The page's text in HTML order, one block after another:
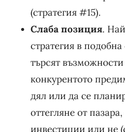
(стратегия #15).
Слаба позиция.
стратегия в
търсят
конкурентото
дял или да се
оттегляне от
инвестиции или не